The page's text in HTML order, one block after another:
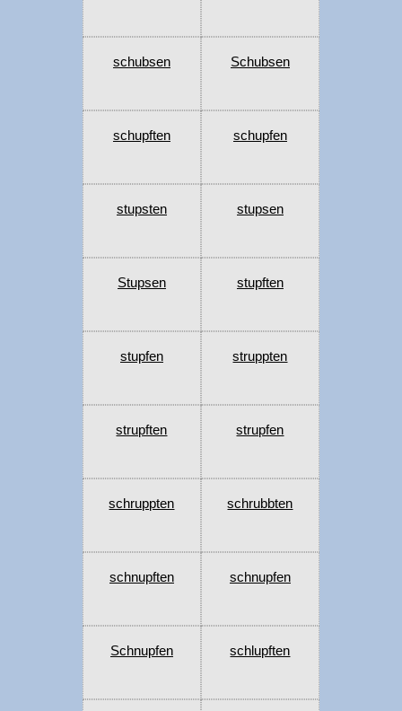
schubsen Schubsen
schupften schupfen
stupsten stupsen
Stupsen stupften
stupfen struppten
strupften strupfen
schruppten schrubbten
schnupften schnupfen
Schnupfen schlupften